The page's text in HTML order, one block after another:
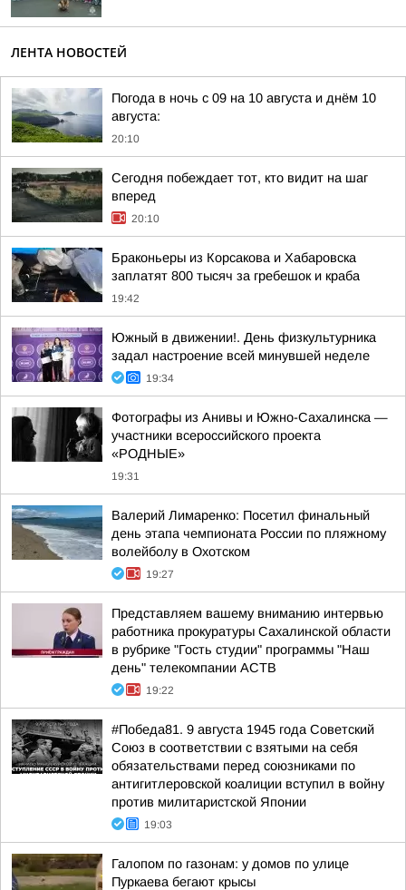
ЛЕНТА НОВОСТЕЙ
Погода в ночь с 09 на 10 августа и днём 10
августа:
20:10
Сегодня побеждает тот, кто видит на шаг
вперед
20:10
Браконьеры из Корсакова и Хабаровска
заплатят 800 тысяч за гребешок и краба
19:42
Южный в движении!. День физкультурника
задал настроение всей минувшей неделе
19:34
Фотографы из Анивы и Южно-Сахалинска —
участники всероссийского проекта
«РОДНЫЕ»
19:31
Валерий Лимаренко: Посетил финальный
день этапа чемпионата России по пляжному
волейболу в Охотском
19:27
Представляем вашему вниманию интервью
работника прокуратуры Сахалинской области
в рубрике "Гость студии" программы "Наш
день" телекомпании АСТВ
19:22
#Победа81. 9 августа 1945 года Советский
Союз в соответствии с взятыми на себя
обязательствами перед союзниками по
антигитлеровской коалиции вступил в войну
против милитаристской Японии
19:03
Галопом по газонам: у домов по улице
Пуркаева бегают крысы